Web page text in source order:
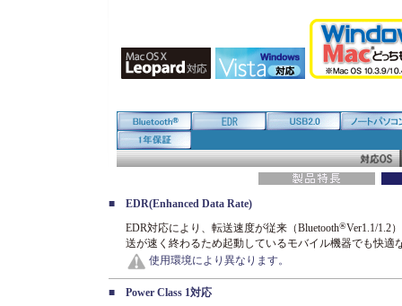
■
EDR(Enhanced Data Rate)
EDR対応により、転送速度が従来（Bluetooth®Ver1.1/1.2
送が速く終わるため起動しているモバイル機器でも快適
使用環境により異なります。
■
Power Class 1対応